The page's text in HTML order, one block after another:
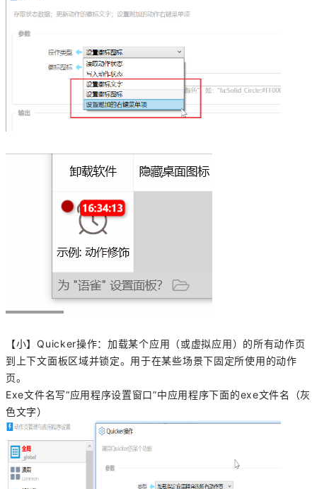
【小】Quicker操作：加载某个应用（或虚拟应用）的所有动作页
到上下文面板区域并锁定。用于在某些场景下固定所使用的动作
页。
Exe文件名写“应用程序设置窗口”中应用程序下面的exe文件名（灰
色文字）